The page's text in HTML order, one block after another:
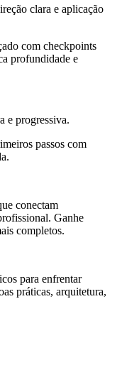
clara e aplicação
com checkpoints
profundidade e
e progressiva.
passos com
conectam
Ganhe
completos.
para enfrentar
práticas, arquitetura,